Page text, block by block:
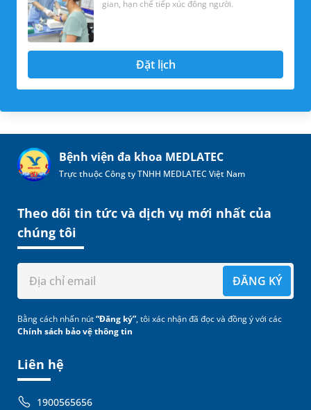
gian, hạn chế tiếp xúc đông người.
Đặt lịch
Bệnh viện đa khoa MEDLATEC
Trực thuộc Công ty TNHH MEDLATEC Việt Nam
Liên hệ
1900565656
Theo dõi tin tức và dịch vụ mới nhất của
chúng tôi
ĐĂNG KÝ
Bằng cách nhấn nút“Đăng ký”, tôi xác nhận đã đọc và đồng ý với các
Chính sách bảo vệ thông tin